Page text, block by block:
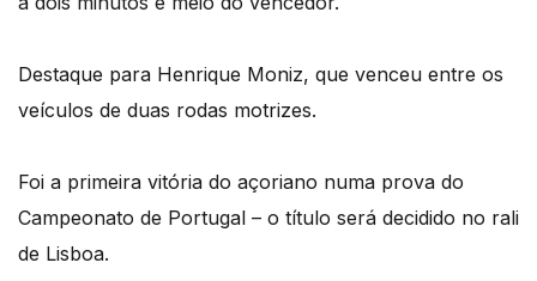
Destaque para Henrique Moniz, que venceu entre os
veículos de duas rodas motrizes.
Foi a primeira vitória do açoriano numa prova do
Campeonato de Portugal – o título será decidido no rali
de Lisboa.